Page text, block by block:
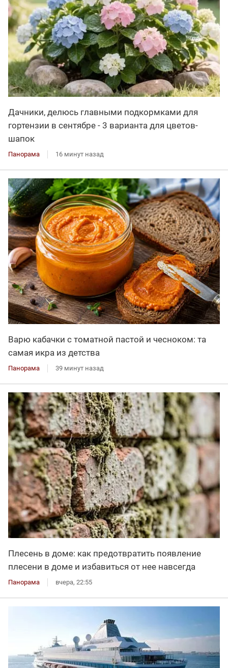
Дачники, делюсь главными подкормками для
гортензии в сентябре - 3 варианта для цветов-
шапок
Панорама 16 минут назад
Варю кабачки с томатной пастой и чесноком: та
самая икра из детства
Панорама 39 минут назад
Плесень в доме: как предотвратить появление
плесени в доме и избавиться от нее навсегда
Панорама вчера, 22:55